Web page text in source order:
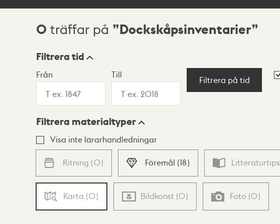
Sökresultat
0 träffar på Dockskåpsinventarier
Visningsläge
Lista Karta
Filtrera tid
Från Till
Filtrera på tid
Filtrera materialtyper
Visa inte lärarhandledningar
Ritning (0) Föremål (18) Litteraturtips
Karta (0) Bildkonst (0) Foto (0)